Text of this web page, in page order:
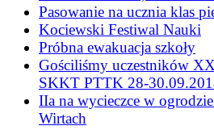
Pasowanie na ucznia klas
Kociewski Festiwal Nauki
Próbna ewakuacja szkoły
Gościliśmy uczestników
SKKT PTTK 28-
IIa na wycieczce w
Wirtach